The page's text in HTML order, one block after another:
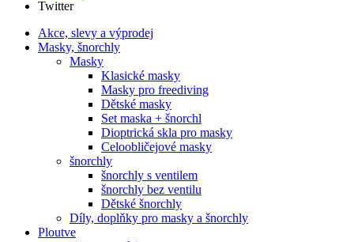
Twitter
Akce, slevy a výprodej
Masky, šnorchly
Masky
Klasické masky
Masky pro freediving
Dětské masky
Set maska + šnorchl
Dioptrická skla pro masky
Celoobličejové masky
šnorchly
šnorchly s ventilem
šnorchly bez ventilu
Dětské šnorchly
Díly, doplňky pro masky a šnorchly
Ploutve